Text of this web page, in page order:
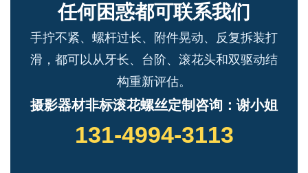
任何困惑都可联系我们
手拧不紧、螺杆过长、附件晃动、反复拆装打
滑，都可以从牙长、台阶、滚花头和双驱动结
构重新评估。
摄影器材非标滚花螺丝定制咨询：谢小姐
131-4994-3113